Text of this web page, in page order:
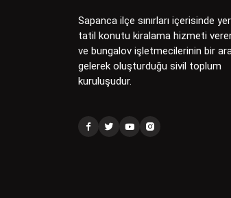
Sapanca ilçe sınırları içerisinde
tatil konutu kiralama hizmeti
ve bungalov işletmecilerinin bir
gelerek oluşturduğu sivil toplum
kuruluşudur.